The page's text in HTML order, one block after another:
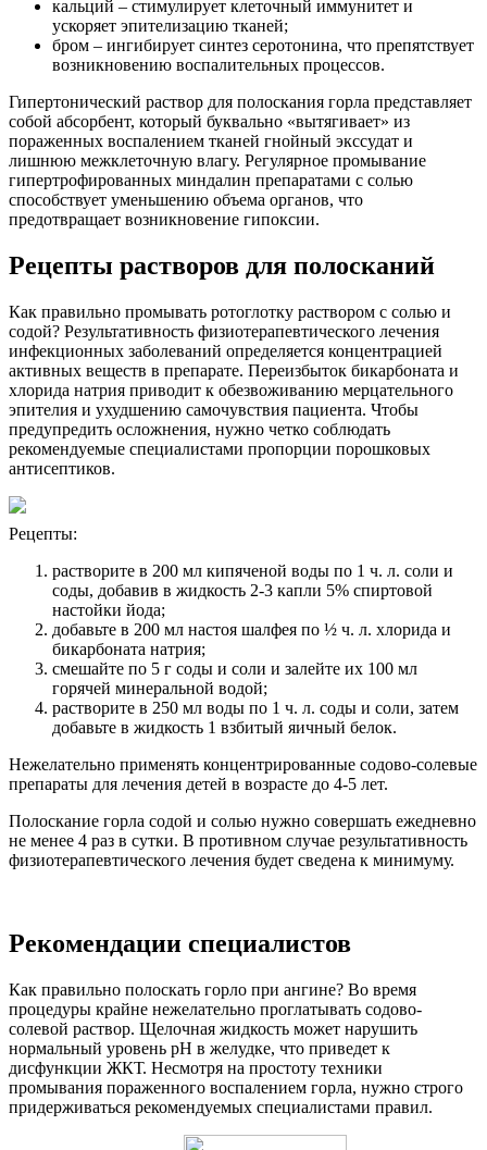
кальций – стимулирует клеточный иммунитет и
ускоряет эпителизацию тканей;
бром – ингибирует синтез серотонина, что препятствует
возникновению воспалительных процессов.
Гипертонический раствор для полоскания горла представляет
собой абсорбент, который буквально «вытягивает» из
пораженных воспалением тканей гнойный экссудат и
лишнюю межклеточную влагу. Регулярное промывание
гипертрофированных миндалин препаратами с солью
способствует уменьшению объема органов, что
предотвращает возникновение гипоксии.
Рецепты растворов для полосканий
Как правильно промывать ротоглотку раствором с солью и
содой? Результативность физиотерапевтического лечения
инфекционных заболеваний определяется концентрацией
активных веществ в препарате. Переизбыток бикарбоната и
хлорида натрия приводит к обезвоживанию мерцательного
эпителия и ухудшению самочувствия пациента. Чтобы
предупредить осложнения, нужно четко соблюдать
рекомендуемые специалистами пропорции порошковых
антисептиков.
Рецепты:
растворите в 200 мл кипяченой воды по 1 ч. л. соли и
соды, добавив в жидкость 2-3 капли 5% спиртовой
настойки йода;
добавьте в 200 мл настоя шалфея по ½ ч. л. хлорида и
бикарбоната натрия;
смешайте по 5 г соды и соли и залейте их 100 мл
горячей минеральной водой;
растворите в 250 мл воды по 1 ч. л. соды и соли, затем
добавьте в жидкость 1 взбитый яичный белок.
Нежелательно применять концентрированные содово-солевые
препараты для лечения детей в возрасте до 4-5 лет.
Полоскание горла содой и солью нужно совершать ежедневно
не менее 4 раз в сутки. В противном случае результативность
физиотерапевтического лечения будет сведена к минимуму.
Рекомендации специалистов
Как правильно полоскать горло при ангине? Во время
процедуры крайне нежелательно проглатывать содово-
солевой раствор. Щелочная жидкость может нарушить
нормальный уровень pH в желудке, что приведет к
дисфункции ЖКТ. Несмотря на простоту техники
промывания пораженного воспалением горла, нужно строго
придерживаться рекомендуемых специалистами правил.